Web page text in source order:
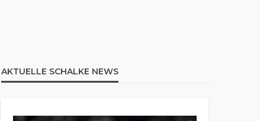
AKTUELLE SCHALKE NEWS